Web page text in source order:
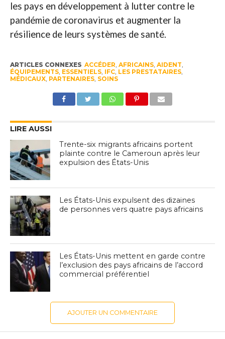
les pays en développement à lutter contre le
pandémie de coronavirus et augmenter la
résilience de leurs systèmes de santé.
ARTICLES CONNEXES ACCÉDER, AFRICAINS, AIDENT,
ÉQUIPEMENTS, ESSENTIELS, IFC, LES PRESTATAIRES,
MÉDICAUX, PARTENAIRES, SOINS
LIRE AUSSI
Trente-six migrants africains portent
plainte contre le Cameroun après leur
expulsion des États-Unis
Les États-Unis expulsent des dizaines
de personnes vers quatre pays africains
Les États-Unis mettent en garde contre
l’exclusion des pays africains de l’accord
commercial préférentiel
AJOUTER UN COMMENTAIRE